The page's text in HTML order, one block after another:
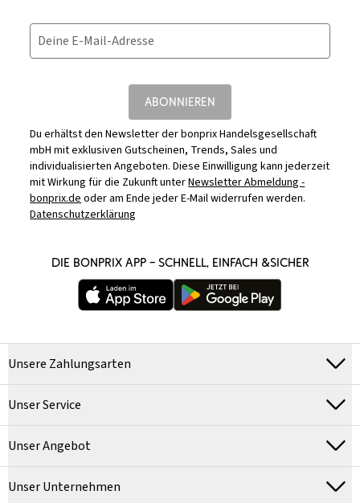
Deine E-Mail-Adresse
ABONNIEREN
Du erhältst den Newsletter der bonprix Handelsgesellschaft
mbH mit exklusiven Gutscheinen, Trends, Sales und
individualisierten Angeboten. Diese Einwilligung kann jederzeit
mit Wirkung für die Zukunft unterNewsletter Abmeldung -
bonprix.deoder am Ende jeder E-Mail widerrufen werden.
Datenschutzerklärung
DIE BONPRIX APP – SCHNELL, EINFACH &SICHER
Unsere Zahlungsarten
Unser Service
Unser Angebot
Unser Unternehmen